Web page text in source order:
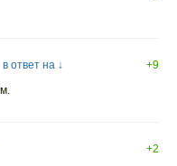
в ответ на ↓
+9
+2